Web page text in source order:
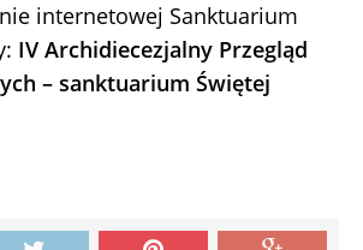
internetowej Sanktuarium
IV Archidiecezjalny Przegląd
– sanktuarium Świętej